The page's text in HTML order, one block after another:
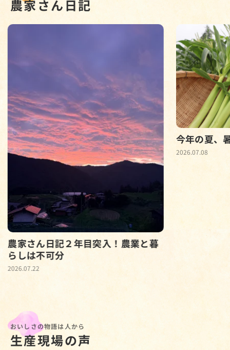
農家さん日記
農家さん日記２年目突入！農業と暮
らしは不可分
2026.07.22
今年の夏、
2026.07.08
おいしさの物語は人から
生産現場の声